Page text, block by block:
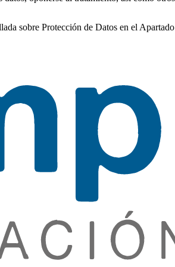
sobre Protección de Datos en el Apartado